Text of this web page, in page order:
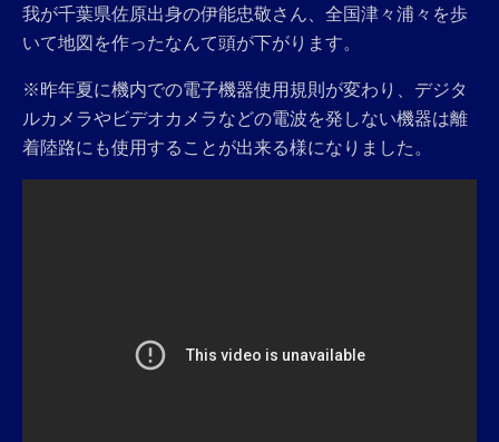
我が千葉県佐原出身の伊能忠敬さん、全国津々浦々を歩
いて地図を作ったなんて頭が下がります。
※昨年夏に機内での電子機器使用規則が変わり、デジタ
ルカメラやビデオカメラなどの電波を発しない機器は離
着陸路にも使用することが出来る様になりました。